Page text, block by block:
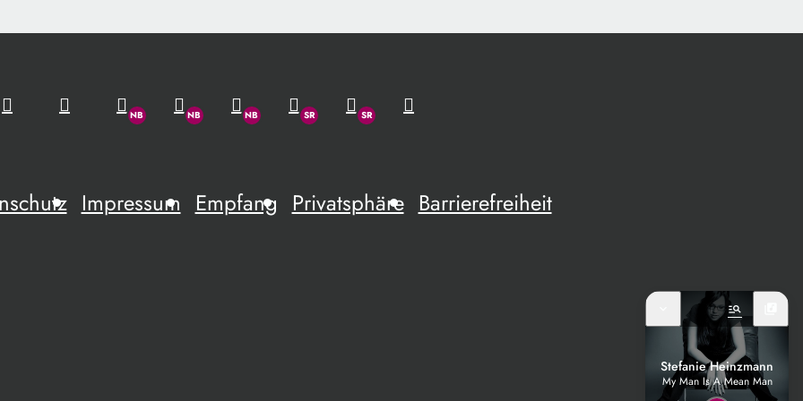
Impressum Empfang Privatsphäre Barrierefreiheit
manage_search
Stefanie Heinzmann
My Man Is A Mean Man